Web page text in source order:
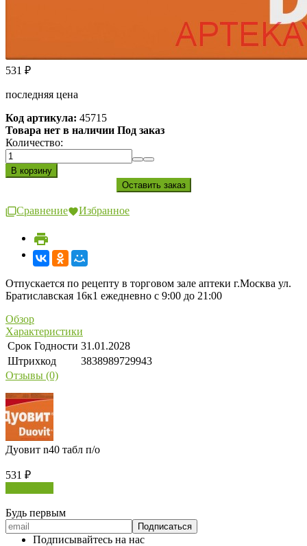
531 ₽
последняя цена
Код артикула: 45715
Товара нет в наличии Под заказ
Количество:
Сравнение Избранное
Отпускается по рецепту в торговом зале аптеки г.Москва ул.
Братиславская 16к1 ежедневно с 9:00 до 21:00
Обзор
Характеристики
Срок Годности 31.01.2028
Штрихкод
3838989729943
Отзывы (0)
Дуовит n40 табл п/о
531 ₽
Будь первым
Подписывайтесь на нас